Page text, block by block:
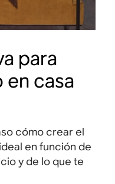
para
en casa
cómo crear el
en función de
y de lo que te